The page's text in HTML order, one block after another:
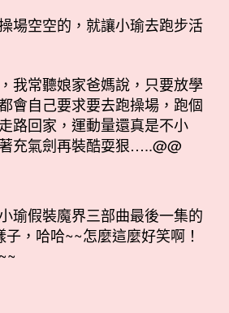
場空空的，就讓小瑜去跑步活
我常聽娘家爸媽說，只要放學
會自己要求要去跑操場，跑個
路回家，運動量還真是不小
充氣劍再裝酷耍狠…..@@
瑜假裝魔界三部曲最後一集的
，哈哈~~怎麼這麼好笑啊！